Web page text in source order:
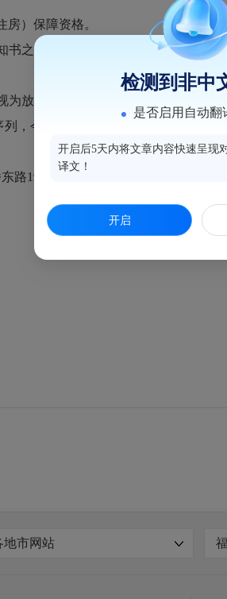
）保障资格。
日起10个工作日内向我局提出陈
弃陈述和申辩的权利）或陈述和
，今后不再实施保障；属于已实物
198号办公点；联系电话：0591-
地市网站
检测到非中
是否启用自动翻
开启后5天内将文章内容快速呈现
译文！
开启